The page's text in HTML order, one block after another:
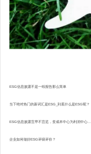
ESG信息披露不是一纸报告那么简单
当下绝对热门的新词汇是ESG_到底什么是ESG呢？
ESG信息披露宜早不宜迟，变成本中心为利润中心...
企业如何做好ESG评级评价？